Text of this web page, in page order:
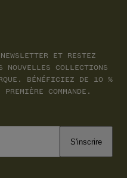
ET RESTEZ
COLLECTIONS
BÉNÉFICIEZ DE 10 %
COMMANDE.
S'inscrire